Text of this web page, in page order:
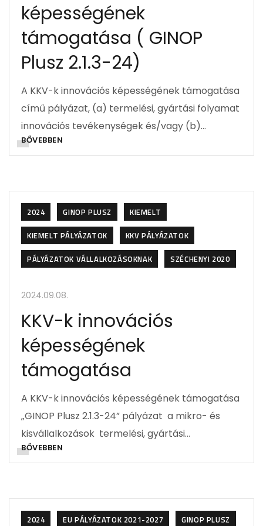
képességének
támogatása ( GINOP
Plusz 2.1.3-24)
A KKV-k innovációs képességének támogatása
című pályázat, (a) termelési, gyártási folyamat
innovációs tevékenységek és/vagy (b)…
BŐVEBBEN
2024 GINOP PLUSZ
KIEMELT
KIEMELT PÁLYÁZATOK
KKV PÁLYÁZATOK
PÁLYÁZATOK VÁLLALKOZÁSOKNAK
SZÉCHENYI 2020
2024.09.08.
KKV-k innovációs
képességének
támogatása
A KKV-k innovációs képességének támogatása
„GINOP Plusz 2.1.3-24” pályázat a mikro- és
kisvállalkozások termelési, gyártási…
BŐVEBBEN
2024 EU PÁLYÁZATOK 2021-2027
GINOP PLUSZ